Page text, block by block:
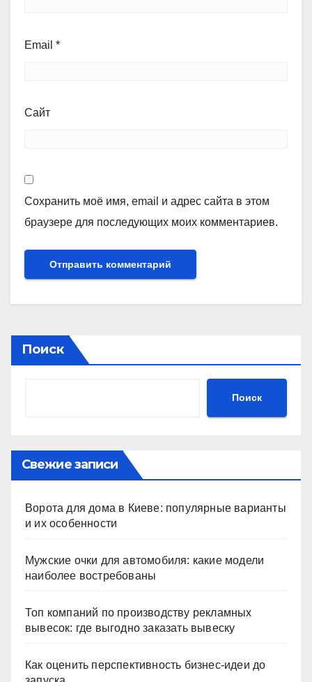
Email *
Сайт
Сохранить моё имя, email и адрес сайта в этом
браузере для последующих моих комментариев.
Поиск
Поиск
Свежие записи
Ворота для дома в Киеве: популярные варианты
и их особенности
Мужские очки для автомобиля: какие модели
наиболее востребованы
Топ компаний по производству рекламных
вывесок: где выгодно заказать вывеску
Как оценить перспективность бизнес-идеи до